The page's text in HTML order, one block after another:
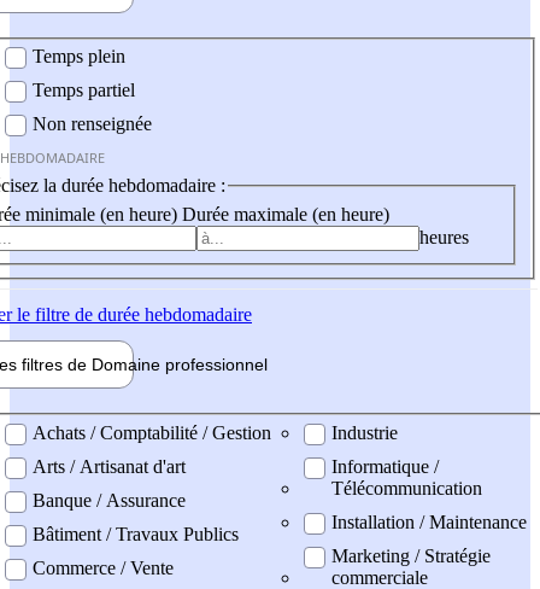
Temps plein
Temps partiel
Non renseignée
la durée hebdomadaire :
minimale (en heure) Durée maximale (en heure)
heures
le filtre de durée hebdomadaire
filtres de Domaine professionnel
professionel
Achats / Comptabilité / Gestion
Arts / Artisanat d'art
Banque / Assurance
Bâtiment / Travaux Publics
Commerce / Vente
Industrie
Informatique /
Télécommunication
Installation / Maintenance
Marketing / Stratégie
commerciale